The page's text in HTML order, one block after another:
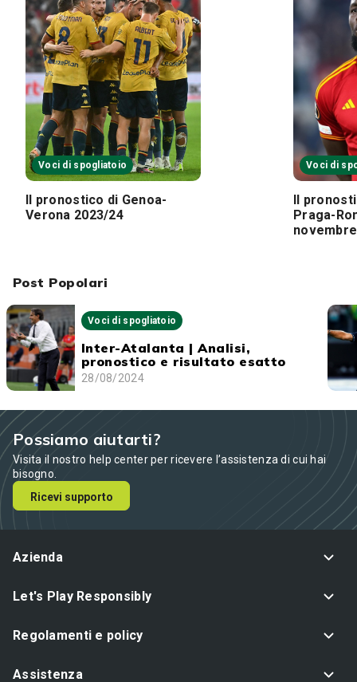
Post Popolari
Voci di spogliatoio
Inter-Atalanta | Analisi,
pronostico e risultato esatto
28/08/2024
Voci di spogliatoio
Il pronostico di Genoa-
Verona 2023/24
Voci di
Il
Praga-
novembre
Possiamo aiutarti?
Visita il nostro help center per ricevere l’assistenza di cui hai
bisogno.
Ricevi supporto
Azienda
Let's Play Responsibly
Regolamenti e policy
Assistenza